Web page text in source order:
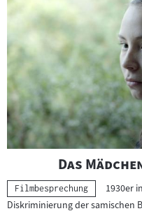
"
Das
Kategorie:
Filmbesprechung
1930er
Diskriminierung der samischen